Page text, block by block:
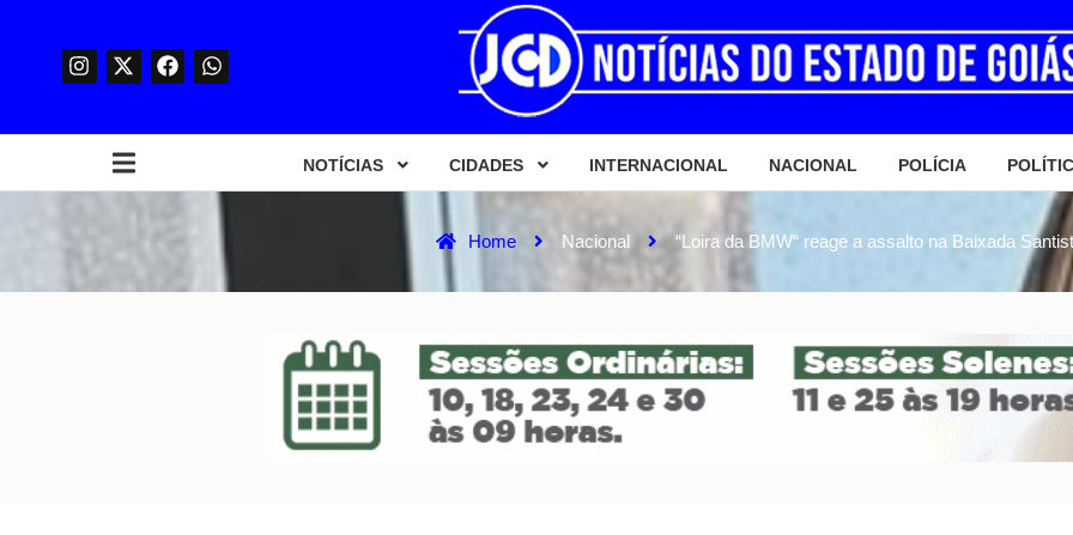
NOTÍCIAS CIDADES INTERNACIONAL NACIONAL POLÍCIA
Home Nacional “Loira da BMW“ reage a assalto na Baixada